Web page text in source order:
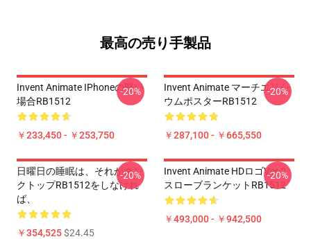
最高の売り手製品
Invent Animate IPhoneの堅い
場合RB1512
￥233,450 - ￥253,750
-20%
Invent Animate マーチエリシ
ウムポスターRB1512
￥287,100 - ￥665,550
-20%
日曜日の睡眠は、それがタン
クトップRB1512をしなけれ
ば、
￥354,525$24.45
-20%
Invent Animate HDロゴVer.2
スローブランケットRB1512
￥493,000 - ￥942,500
-20%